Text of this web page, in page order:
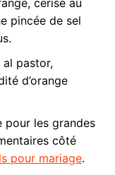
cerise au
pincée de sel
pastor,
d’orange
les grandes
côté
pour mariage.